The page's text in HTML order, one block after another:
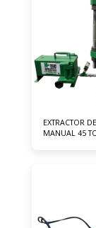
EXTRACTOR
MANUAL 45